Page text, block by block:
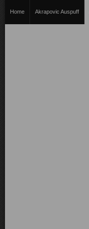
Home Akrapovic Auspuff